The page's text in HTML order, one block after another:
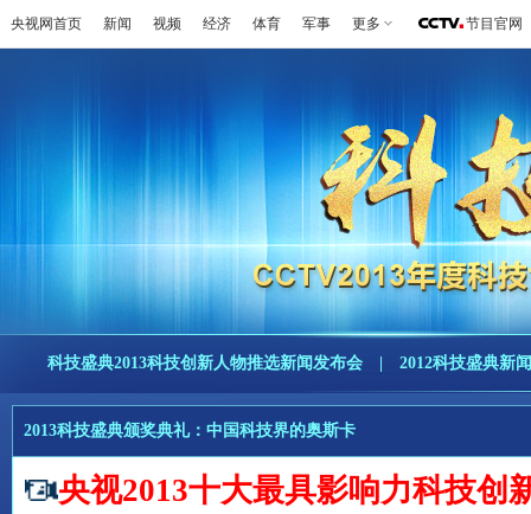
央视网首页 新闻 视频 经济 体育 军事 更多 节目官网
科技盛典2013科技创新人物推选新闻发布会 2012科技盛典新
2013科技盛典颁奖典礼：中国科技界的奥斯卡
央视2013十大最具影响力科技创